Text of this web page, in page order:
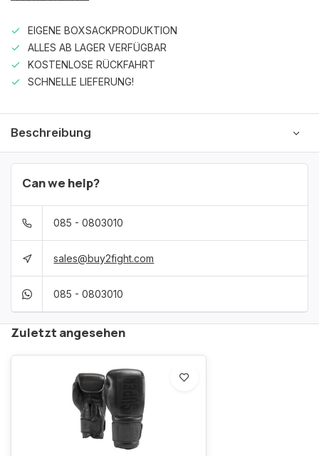
EIGENE BOXSACKPRODUKTION
ALLES AB LAGER VERFÜGBAR
KOSTENLOSE RÜCKFAHRT
SCHNELLE LIEFERUNG!
Beschreibung
Can we help?
085 - 0803010
sales@buy2fight.com
085 - 0803010
Zuletzt angesehen